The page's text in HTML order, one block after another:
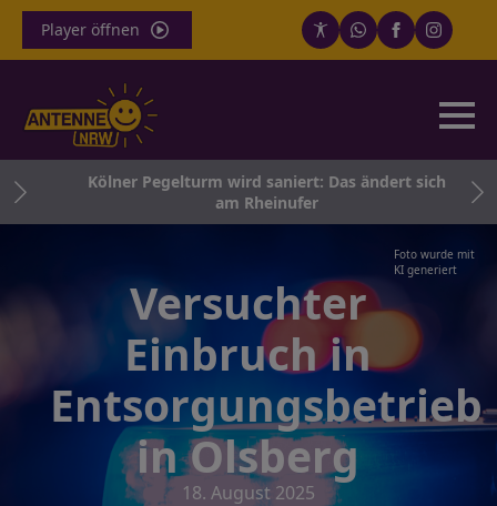
Player öffnen
Kölner Pegelturm wird saniert: Das ändert sich
am Rheinufer
Foto wurde mit
KI generiert
Versuchter
Einbruch in
Entsorgungsbetrieb
in Olsberg
18. August 2025